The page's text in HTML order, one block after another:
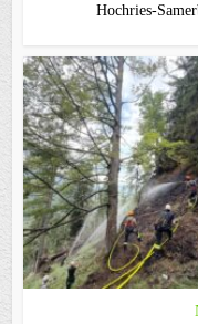
Hochries-